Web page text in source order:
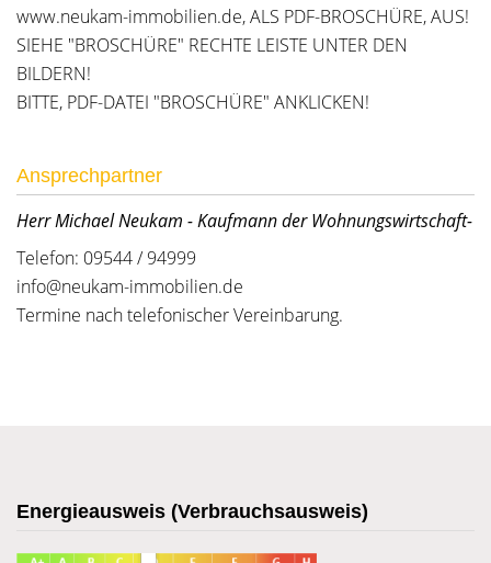
www.neukam-immobilien.de, ALS PDF-BROSCHÜRE, AUS!
SIEHE "BROSCHÜRE" RECHTE LEISTE UNTER DEN
BILDERN!
BITTE, PDF-DATEI "BROSCHÜRE" ANKLICKEN!
Ansprechpartner
Herr Michael Neukam - Kaufmann der Wohnungswirtschaft-
Telefon: 09544 / 94999
info@neukam-immobilien.de
Termine nach telefonischer Vereinbarung.
Energieausweis (Verbrauchsausweis)